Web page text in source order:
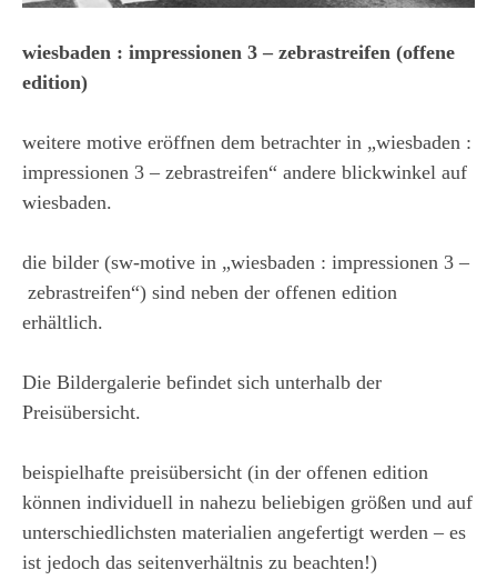
wiesbaden : impressionen 3 – zebrastreifen (offene
edition)
weitere motive eröffnen dem betrachter in „wiesbaden :
impressionen 3 – zebrastreifen“ andere blickwinkel auf
wiesbaden.
die bilder (sw-motive in „wiesbaden : impressionen 3 –
zebrastreifen“) sind neben der offenen edition
erhältlich.
Die Bildergalerie befindet sich unterhalb der
Preisübersicht.
beispielhafte preisübersicht (in der offenen edition
können individuell in nahezu beliebigen größen und auf
unterschiedlichsten materialien angefertigt werden – es
ist jedoch das seitenverhältnis zu beachten!)